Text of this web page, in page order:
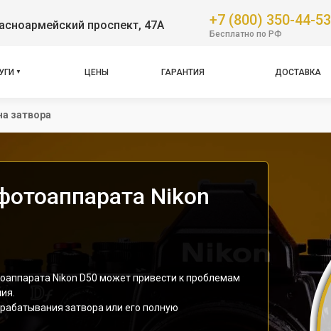
проспект, 47А +7 (800) 350-44-53
Бесплатно по РФ
ЦЕНЫ ГАРАНТИЯ ДОСТАВКА
затвора
Nikon
Nikon D50 может привести к проблемам
затвора или его полную